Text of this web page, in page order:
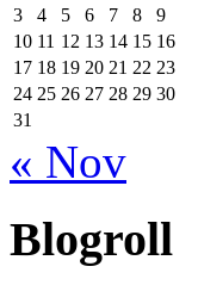
3
4 5 6 7 8
9
10 11 12 13 14 15 16
17 18 19 20 21 22 23
24 25 26 27 28 29 30
31
« Nov
Blogroll